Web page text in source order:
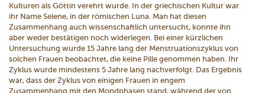
Kulturen als Göttin verehrt wurde. In der griechischen Kultur war
ihr Name Selene, in der römischen Luna. Man hat diesen
Zusammenhang auch wissenschaftlich untersucht, konnte ihn
aber weder bestätigen noch widerlegen. Bei einer kürzlichen
Untersuchung wurde 15 Jahre lang der Menstruationszyklus von
solchen Frauen beobachtet, die keine Pille genommen haben. Ihr
Zyklus wurde mindestens 5 Jahre lang nachverfolgt. Das Ergebnis
war, dass der Zyklus von einigen Frauen in engem
Zusammenhang mit den Mondphasen stand, während der von